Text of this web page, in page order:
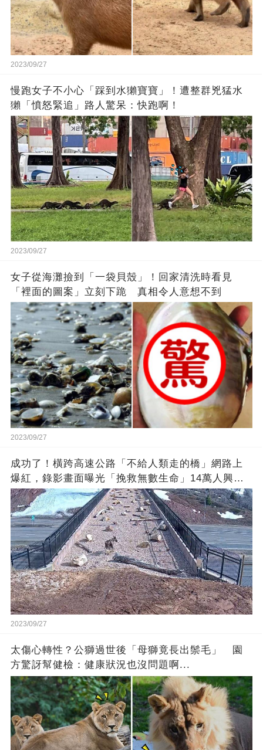
2023/09/27
慢跑女子不小心「踩到水獺寶寶」！遭整群兇猛水
獺「憤怒緊追」路人驚呆：快跑啊！
2023/09/27
女子從海灘撿到「一袋貝殼」！回家清洗時看見
「裡面的圖案」立刻下跪 真相令人意想不到
2023/09/27
成功了！橫跨高速公路「不給人類走的橋」網路上
爆紅，錄影畫面曝光「挽救無數生命」14萬人興奮
歡呼
2023/09/27
太傷心轉性？公獅過世後「母獅竟長出鬃毛」 園
方驚訝幫健檢：健康狀況也沒問題啊...